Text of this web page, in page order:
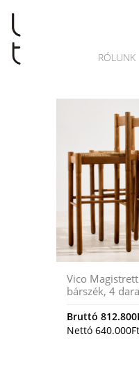
RÓLUNK
Vico
bárszék, 4
Bruttó 812.800
Nettó 640.000Ft